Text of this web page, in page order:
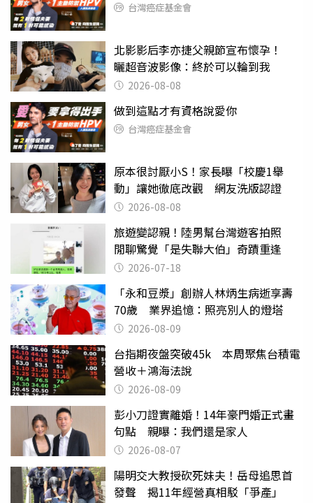
台灣癌症基金會
北影影后李亦捷父親節宣布懷孕！
曬超音波影像：終於可以輪到我
2026-08-08
做到這點才有資格說愛你
台灣癌症基金會
原本很討厭小S！家長曝「校慶1舉
動」讓她徹底改觀 網友洗版認證
2026-08-08
旅遊變認親！陸男幫台灣遊客拍照
閒聊驚覺「是失聯大伯」奇蹟重逢
2026-07-18
「永和豆漿」創辦人林炳生病逝享壽
70歲 業界追憶：照亮別人的燈塔
2026-08-09
台指期夜盤突破45k 本周聚焦台積電
營收＋鴻海法說
2026-08-09
彭小刀證實離婚！14年豪門婚正式畫
句點 親曝：我們還是家人
2026-08-07
陽明交大教授砍死妹夫！岳母追思首
發聲 揭11年經營真相駁「爭產」